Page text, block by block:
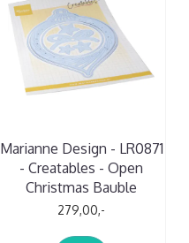
Marianne Design - LR0871
- Creatables - Open
Christmas Bauble
279,00,-